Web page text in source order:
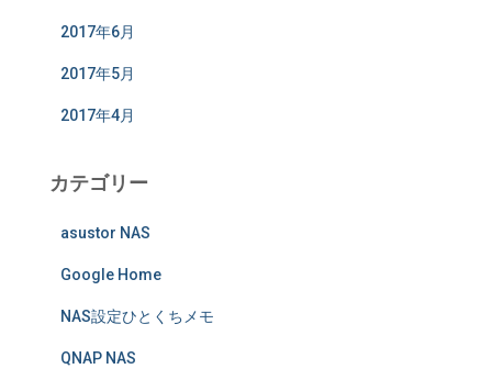
2017年6月
2017年5月
2017年4月
カテゴリー
asustor NAS
Google Home
NAS設定ひとくちメモ
QNAP NAS